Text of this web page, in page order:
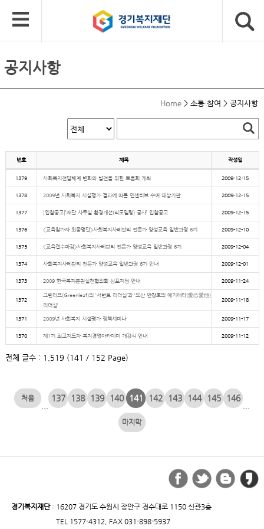
공지사항
Home > 소통·참여 > 공지사항
번호 제목 작성일
1379 사회복지전달체계 변화와 발전을 위한 토론회 개최 2009-12-15
1378 2009년 사회복지 시설평가 결과에 따른 인센티브 수여 대상기관 2009-12-15
1377 [입찰공고]’재단 사무실 환경개선(리모델링) 공사’ 입찰공고 2009-12-15
1376 <교육참가자 최종명단>사회복지사례관리 전문가 양성교육 일반과정 6기 2009-12-10
1375 <교육접수마감>사회복지사례관리 전문가 양성교육 일반과정 6기 2009-12-04
1374 사회복지사례관리 전문가 양성교육 일반과정 6기 안내 2009-12-01
1373 2009 한국복지분권실천협의회 심포지엄 안내 2009-11-24
1372
그린리프(Greenleaf)의 ‘서번트 리더십’과 ‘도산 안창호의 애기애타(愛己愛他)
리더십’
2009-11-18
1371 2009년 사회복지 시설평가 정책세미나 2009-11-17
1370 제1기 최고지도자 복지경영아카데미 개강식 안내 2009-11-12
전체 글수 : 1,519 (141 / 152 Page)
137 138 139 140 141 142 143 144 145 146
경기복지재단: 16207 경기도 수원시 장안구 경수대로 1150 신관3층
TEL 1577-4312, FAX 031-898-5937